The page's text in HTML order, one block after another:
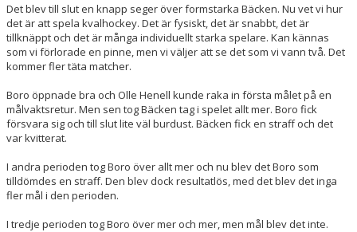
MATCHER
TABELL A-LAG
SVENSK HOCKEY TV
SWISH
DOKUMENT
Det blev till slut en knapp seger över formstarka Bäcken. Nu vet vi hur
det är att spela kvalhockey. Det är fysiskt, det är snabbt, det är
tillknäppt och det är många individuellt starka spelare. Kan kännas
som vi förlorade en pinne, men vi väljer att se det som vi vann två. Det
kommer fler täta matcher.
Boro öppnade bra och Olle Henell kunde raka in första målet på en
målvaktsretur. Men sen tog Bäcken tag i spelet allt mer. Boro fick
försvara sig och till slut lite väl burdust. Bäcken fick en straff och det
var kvitterat.
I andra perioden tog Boro över allt mer och nu blev det Boro som
tilldömdes en straff. Den blev dock resultatlös, med det blev det inga
fler mål i den perioden.
I tredje perioden tog Boro över mer och mer, men mål blev det inte.